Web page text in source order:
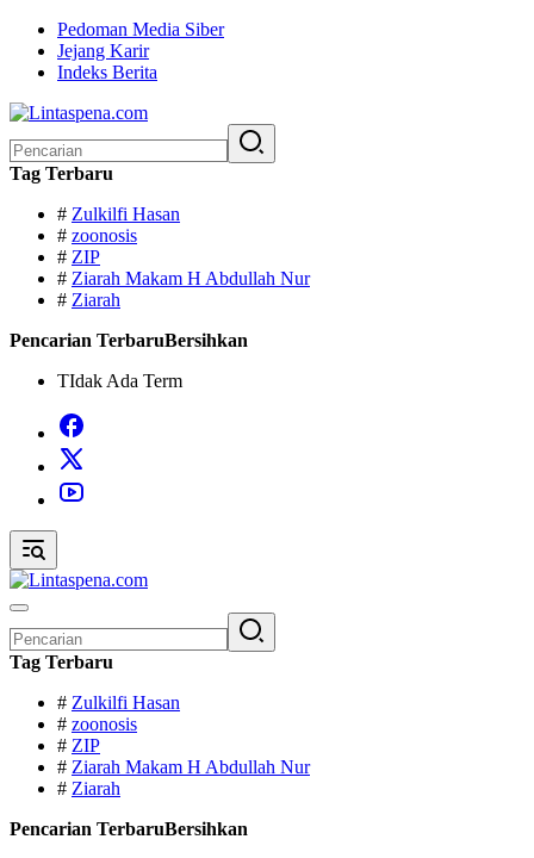
Langsung
konten
Pedoman Media Siber
Jejang Karir
Indeks Berita
untuk:
Tag Terbaru
# Zulkilfi Hasan
# zoonosis
# ZIP
# Ziarah Makam H Abdullah Nur
# Ziarah
Pencarian TerbaruBersihkan
TIdak Ada Term
untuk:
Tag Terbaru
# Zulkilfi Hasan
# zoonosis
# ZIP
# Ziarah Makam H Abdullah Nur
# Ziarah
Pencarian TerbaruBersihkan